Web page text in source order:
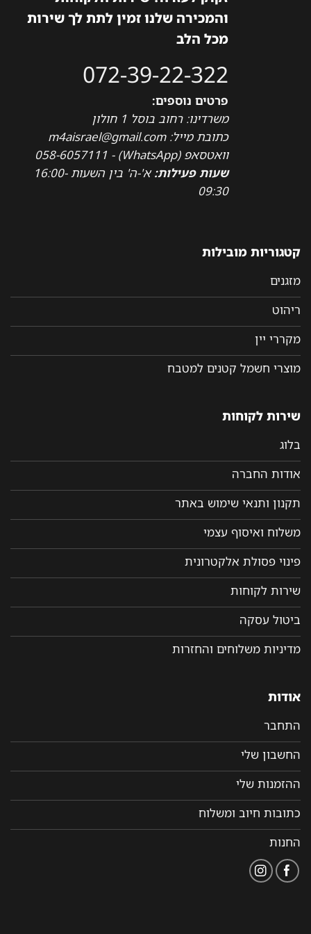
והמכירה שלנו זמין לתת לך שירות
מכל הלב
072-39-22-322
פרטים נוספים:
משרדינו: רחוב בוסל 1 חולון
כתובת מייל: m4aisrael@gmail.com
וואטסאפ (WhatsApp) - 058-6057111
שעות פעילות:
א'-ה' בין השעות 16:00-
09:30
קטגוריות מובילות
מזגנים
ריהוט
מקררי יין
מוצרי חשמל קטנים למטבח
שירות לקוחות
בלוג
אודות החברה
תקנון ותנאי שימוש באתר
משלוח ואיסוף עצמי
פינוי פסולת אלקטרונית
שירות לקוחות
ביטול עסקה
מדיניות משלוחים והחזרות
אודות
התחבר
החשבון שלי
ההזמנות שלי
כתובות חיוב ומשלוח
החנות